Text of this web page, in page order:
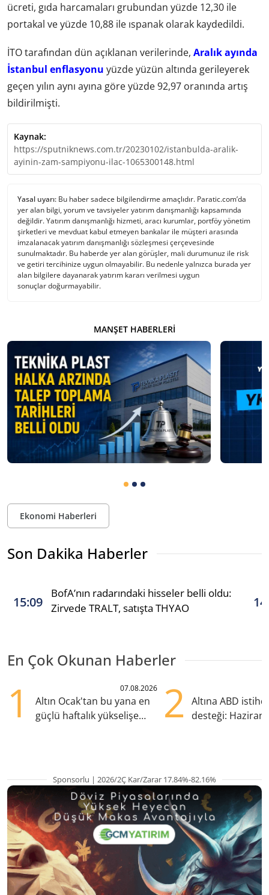
ücreti, gıda harcamaları grubundan yüzde 12,30 ile
portakal ve yüzde 10,88 ile ıspanak olarak kaydedildi.
İTO tarafından dün açıklanan verilerinde, Aralık ayında
İstanbul enflasyonu yüzde yüzün altında gerileyerek
geçen yılın aynı ayına göre yüzde 92,97 oranında artış
bildirilmişti.
Kaynak:
https://sputniknews.com.tr/20230102/istanbulda-aralik-
ayinin-zam-sampiyonu-ilac-1065300148.html
Yasal uyarı: Bu haber sadece bilgilendirme amaçlıdır. Paratic.com’da
yer alan bilgi, yorum ve tavsiyeler yatırım danışmanlığı kapsamında
değildir. Yatırım danışmanlığı hizmeti, aracı kurumlar, portföy yönetim
şirketleri ve mevduat kabul etmeyen bankalar ile müşteri arasında
imzalanacak yatırım danışmanlığı sözleşmesi çerçevesinde
sunulmaktadır. Bu haberde yer alan görüşler, mali durumunuz ile risk
ve getiri tercihinize uygun olmayabilir. Bu nedenle yalnızca burada yer
alan bilgilere dayanarak yatırım kararı verilmesi uygun
sonuçlar doğurmayabilir.
MANŞET HABERLERI
Ekonomi Haberleri
Son Dakika Haberler
15:09
BofA’nın radarındaki hisseler belli oldu:
Zirvede TRALT, satışta THYAO
En Çok Okunan Haberler
1 07.08.2026
Altın Ocak'tan bu yana en
güçlü haftalık yükselişe
2
Altına ABD
desteği:
Sponsorlu | 2026/2Ç Kar/Zarar 17.84%-82.16%